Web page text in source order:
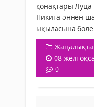
қонақтары
Никита әннен
ықыласына
08
0